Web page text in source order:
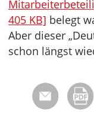
405 KB] belegt
Aber dieser
schon längst